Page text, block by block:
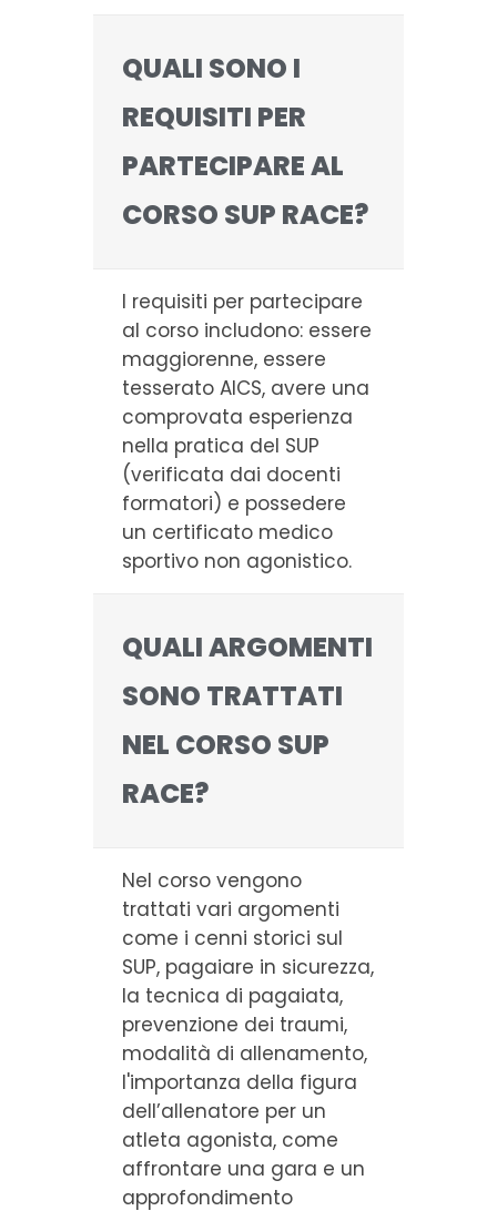
QUALI SONO I
REQUISITI PER
PARTECIPARE AL
CORSO SUP RACE?
I requisiti per partecipare
al corso includono: essere
maggiorenne, essere
tesserato AICS, avere una
comprovata esperienza
nella pratica del SUP
(verificata dai docenti
formatori) e possedere
un certificato medico
sportivo non agonistico.
QUALI ARGOMENTI
SONO TRATTATI
NEL CORSO SUP
RACE?
Nel corso vengono
trattati vari argomenti
come i cenni storici sul
SUP, pagaiare in sicurezza,
la tecnica di pagaiata,
prevenzione dei traumi,
modalità di allenamento,
l'importanza della figura
dell’allenatore per un
atleta agonista, come
affrontare una gara e un
approfondimento